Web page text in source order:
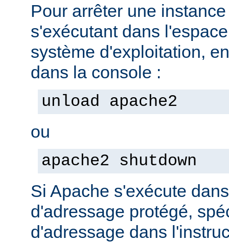
Pour arrêter une
s'exécutant dans
système d'exploitation,
dans la console :
unload apache2
ou
apache2 shutdown
Si Apache s'exécute
d'adressage protégé,
d'adressage dans